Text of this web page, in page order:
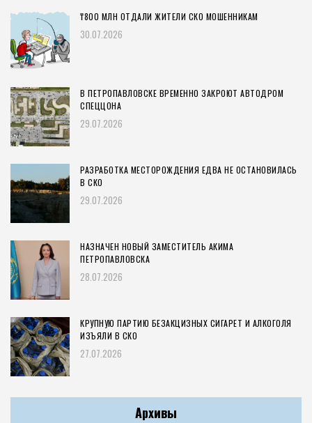
₸800 МЛН ОТДАЛИ ЖИТЕЛИ СКО МОШЕННИКАМ
30.07.2026
В ПЕТРОПАВЛОВСКЕ ВРЕМЕННО ЗАКРОЮТ АВТОДРОМ
СПЕЦЦОНА
29.07.2026
РАЗРАБОТКА МЕСТОРОЖДЕНИЯ ЕДВА НЕ ОСТАНОВИЛАСЬ
В СКО
29.07.2026
НАЗНАЧЕН НОВЫЙ ЗАМЕСТИТЕЛЬ АКИМА
ПЕТРОПАВЛОВСКА
28.07.2026
КРУПНУЮ ПАРТИЮ БЕЗАКЦИЗНЫХ СИГАРЕТ И АЛКОГОЛЯ
ИЗЪЯЛИ В СКО
27.07.2026
Архивы